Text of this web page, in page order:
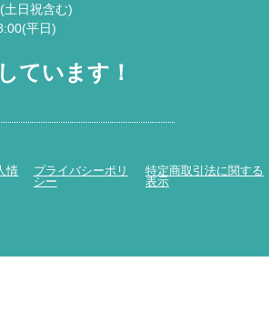
日祝含む)
平日)
ています！
情
プライバシーポリ
シー
特定商取引法に関する
表示